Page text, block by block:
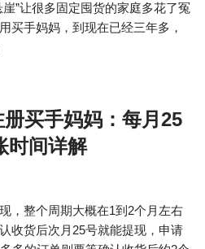
”让很多固定囤货的家庭多花了冤
买手妈妈，到现在已经三年多，
买手妈妈：每月25
时间详解
，整个周期大概在1到2个月左右
货后次月25号就能提现，申请